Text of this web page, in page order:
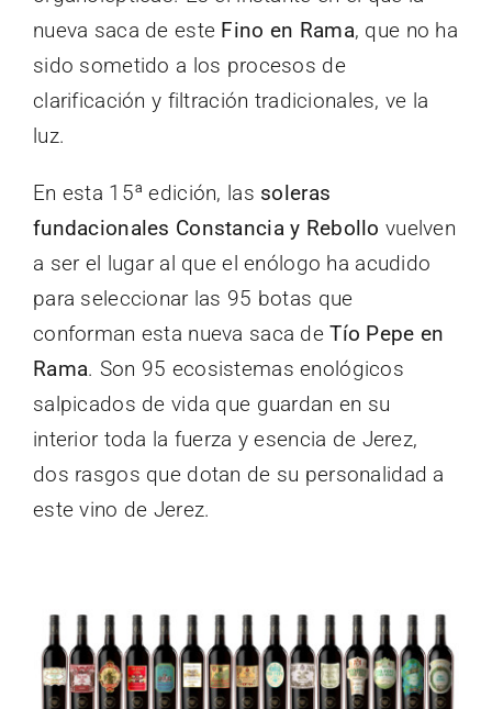
nueva saca de este Fino en Rama, que no ha
sido sometido a los procesos de
clarificación y filtración tradicionales, ve la
luz.
En esta 15ª edición, las soleras
fundacionales Constancia y Rebollo vuelven
a ser el lugar al que el enólogo ha acudido
para seleccionar las 95 botas que
conforman esta nueva saca deTío Pepe en
Rama. Son 95 ecosistemas enológicos
salpicados de vida que guardan en su
interior toda la fuerza y esencia de Jerez,
dos rasgos que dotan de su personalidad a
este vino de Jerez.